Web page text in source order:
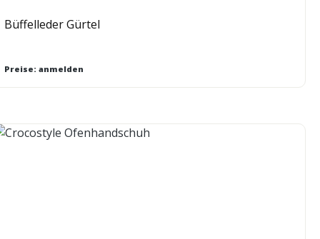
Büffelleder Gürtel
Preise: anmelden